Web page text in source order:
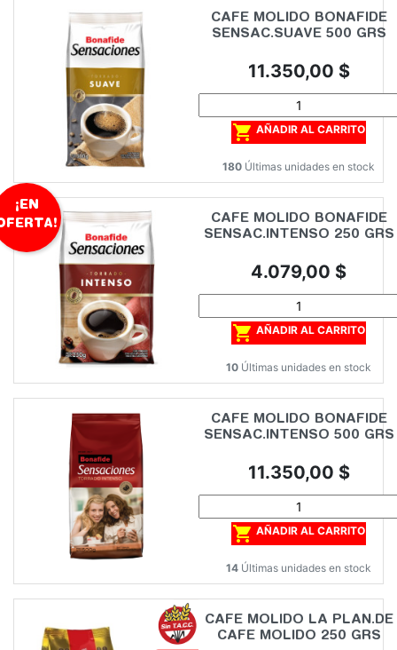
CAFE MOLIDO BONAFIDE
SENSAC.SUAVE 500 GRS
Precio
11.350,00 $
 AÑADIR AL CARRITO
180 Últimas unidades en stock
CAFE MOLIDO BONAFIDE
SENSAC.INTENSO 250 GRS
Precio
4.079,00 $
 AÑADIR AL CARRITO
10 Últimas unidades en stock
¡EN
CAFE MOLIDO BONAFIDE
SENSAC.INTENSO 500 GRS
Precio
11.350,00 $
 AÑADIR AL CARRITO
14 Últimas unidades en stock
CAFE MOLIDO LA PLAN.DE
CAFE MOLIDO 250 GRS